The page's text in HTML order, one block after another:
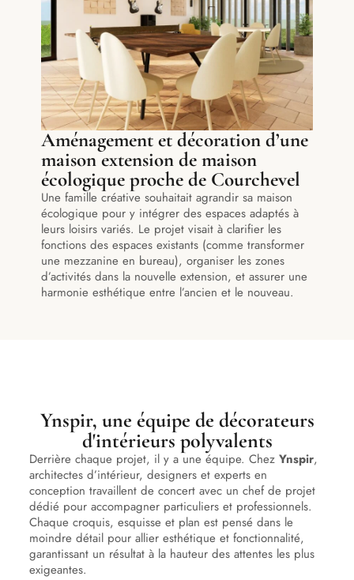
Aménagement et décoration d’une
maison extension de maison
écologique proche de Courchevel
Une famille créative souhaitait agrandir sa maison
écologique pour y intégrer des espaces adaptés à
leurs loisirs variés. Le projet visait à clarifier les
fonctions des espaces existants (comme transformer
une mezzanine en bureau), organiser les zones
d’activités dans la nouvelle extension, et assurer une
harmonie esthétique entre l’ancien et le nouveau.
Ynspir, une équipe de décorateurs
d'intérieurs polyvalents
Derrière chaque projet, il y a une équipe. ChezYnspir,
architectes d’intérieur, designers et experts en
conception travaillent de concert avec un chef de projet
dédié pour accompagner particuliers et professionnels.
Chaque croquis, esquisse et plan est pensé dans le
moindre détail pour allier esthétique et fonctionnalité,
garantissant un résultat à la hauteur des attentes les plus
exigeantes.